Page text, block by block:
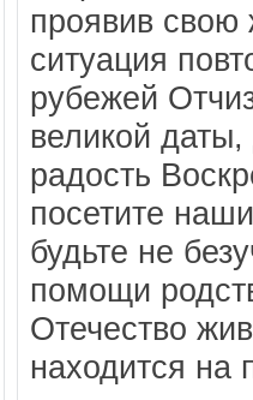
проявив свою
ситуация
рубежей
великой
радость
посетите
будьте не
помощи
Отечество
находится на